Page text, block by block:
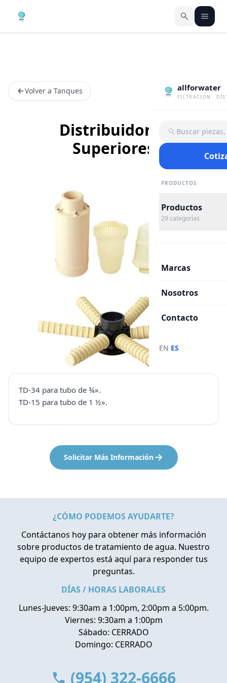
allforwater
FILTRACIÓN ·
Buscar
PRODUCTOS
Productos
29 categorías
Marcas
Nosotros
Contacto
EN·ES
Volver a Tanques
Distribuidores
Superiores
TD-34 para tubo de ¾».
TD-15 para tubo de 1 ½».
Solicitar Más Información
¿CÓMO PODEMOS AYUDARTE?
Contáctanos hoy para obtener más información
sobre productos de tratamiento de agua. Nuestro
equipo de expertos está aquí para responder tus
preguntas.
DÍAS / HORAS LABORALES
Lunes-Jueves: 9:30am a 1:00pm, 2:00pm a 5:00pm.
Viernes: 9:30am a 1:00pm
Sábado: CERRADO
Domingo: CERRADO
(954) 322-6666